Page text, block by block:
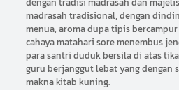
dengan tradisi madrasah dan
madrasah tradisional, dengan
menua, aroma dupa tipis
cahaya matahari sore menembus
para santri duduk bersila di atas
guru berjanggut lebat yang dengan
makna kitab kuning.